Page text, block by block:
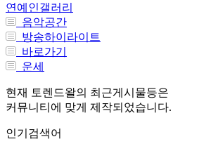
연예인갤러리
음악공간
방송하이라이트
바로가기
운세
현재 토렌드왈의 최근게시물등은
커뮤니티에 맞게 제작되었습니다.
인기검색어